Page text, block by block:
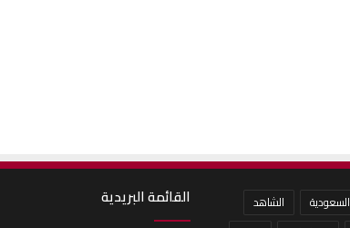
السعودية
الشاهد
القائمة البريدية